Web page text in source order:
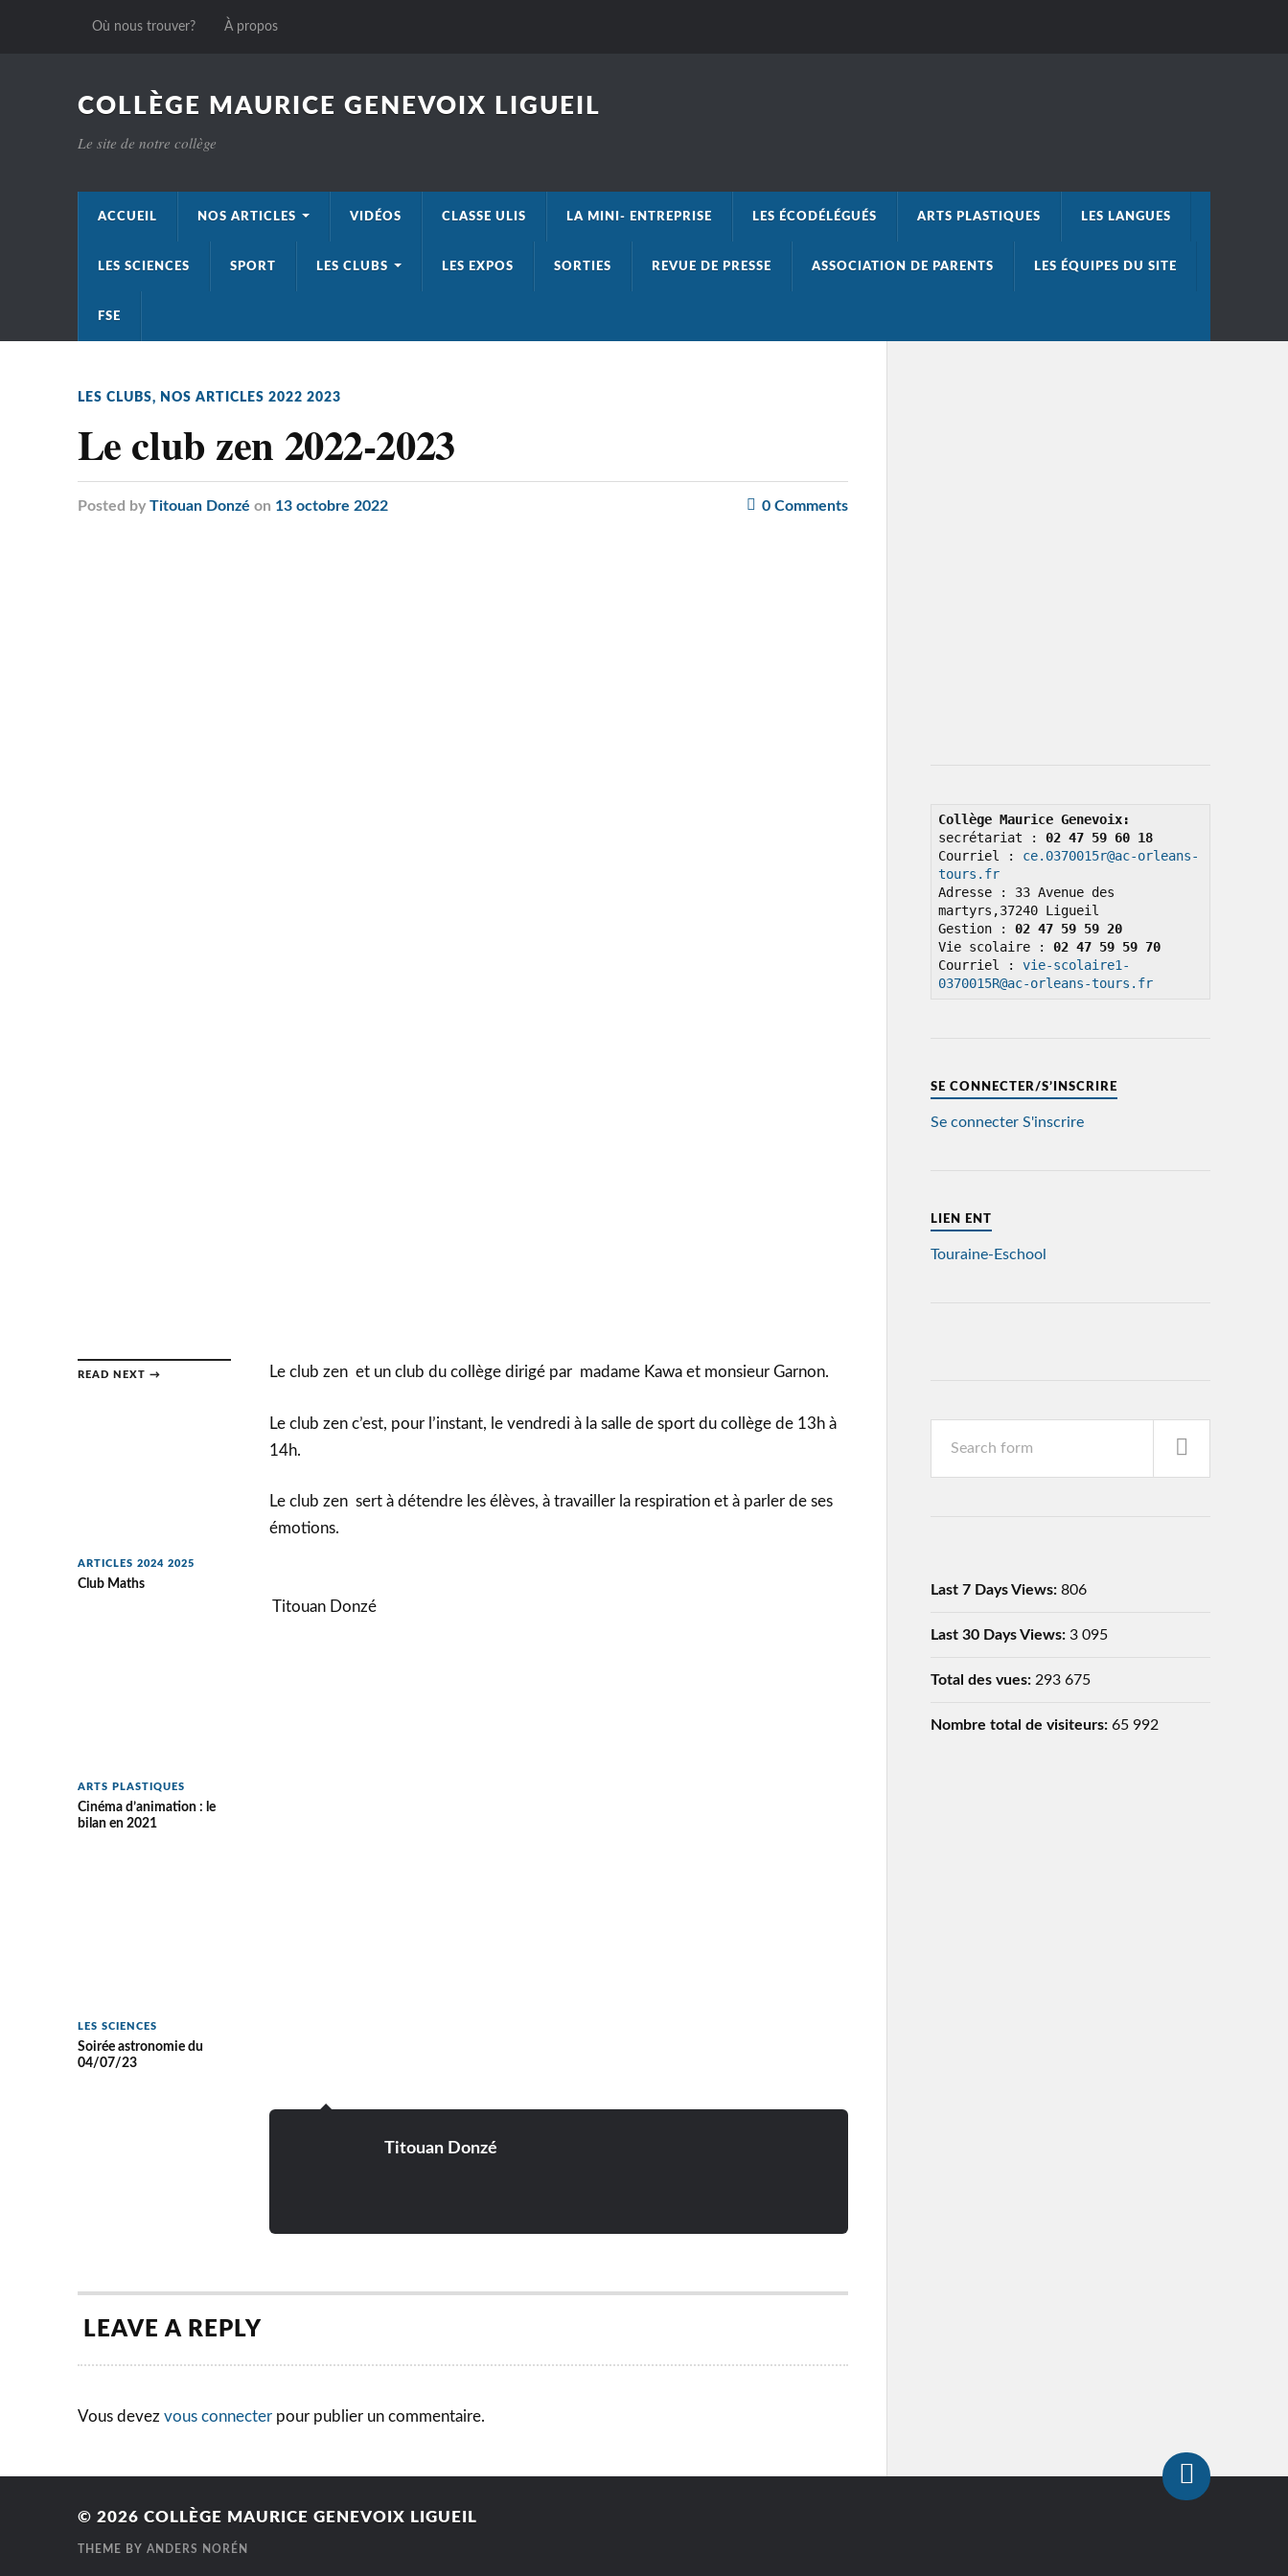
Où nous trouver? À propos
COLLÈGE MAURICE GENEVOIX LIGUEIL
Le site de notre collège
ACCUEIL NOS ARTICLES VIDÉOS CLASSE ULIS LA MINI- ENTREPRISE LES ÉCODÉLÉGUÉS ARTS PLASTIQUES LES LANGUES
LES SCIENCES SPORT LES CLUBS LES EXPOS SORTIES REVUE DE PRESSE ASSOCIATION DE PARENTS LES ÉQUIPES DU SITE
FSE
LES CLUBS, NOS ARTICLES 2022 2023
Le club zen 2022-2023
Posted by Titouan Donzé on 13 octobre 2022 0Comments
READ NEXT →
ARTICLES 2024 2025
Club Maths
ARTS PLASTIQUES
Cinéma d’animation : le
bilan en 2021
LES SCIENCES
Soirée astronomie du
04/07/23
Le club zen et un club du collège dirigé par madame Kawa et monsieur Garnon.
Le club zen c’est, pour l’instant, le vendredi à la salle de sport du collège de 13h à
14h.
Le club zen sert à détendre les élèves, à travailler la respiration et à parler de ses
émotions.
Titouan Donzé
Titouan Donzé
LEAVE A REPLY
Vous devez vous connecterpour publier un commentaire.
Collège Maurice Genevoix:
secrétariat : 02 47 59 60 18
Courriel : ce.0370015r@ac-orleans-
tours.fr
Adresse : 33 Avenue des
martyrs,37240 Ligueil
Gestion : 02 47 59 59 20
Vie scolaire : 02 47 59 59 70
Courriel : vie-scolaire1-
0370015R@ac-orleans-tours.fr
SE CONNECTER/S’INSCRIRE
Se connecter S'inscrire
LIEN ENT
Touraine-Eschool
Last 7 Days Views: 806
Last 30 Days Views: 3 095
Total des vues: 293 675
Nombre total de visiteurs: 65 992
© 2026 COLLÈGE MAURICE GENEVOIX LIGUEIL
THEME BY ANDERS NORÉN